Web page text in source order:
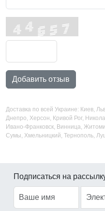
Добавить отзыв
Доставка по всей Украине: Киев,
Днепро, Херсон, Кривой Рог,
Ивано-Франковск, Винница,
Сумы, Хмельницкий, Тернополь,
Подписаться на